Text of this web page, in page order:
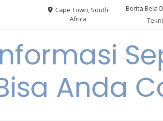
Cape Town, South
Africa
Berita Bela
Informasi
Anda